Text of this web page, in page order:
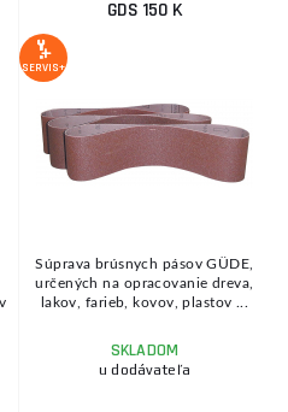
GDS 150 K
SERVIS+
Súprava brúsnych pásov GÜDE,
určených na opracovanie dreva,
lakov, farieb, kovov, plastov ...
SKLADOM
u dodávateľa